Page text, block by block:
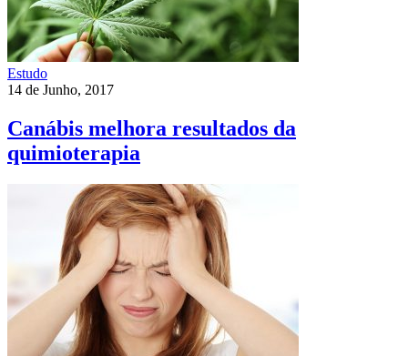
Estudo
14 de Junho, 2017
Canábis melhora resultados da
quimioterapia